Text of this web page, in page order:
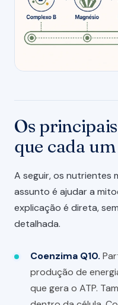
Os
que cada
A seguir, os nutrientes
assunto é ajudar a
explicação é direta,
detalhada.
Coenzima Q10.
produção de
que gera o ATP.